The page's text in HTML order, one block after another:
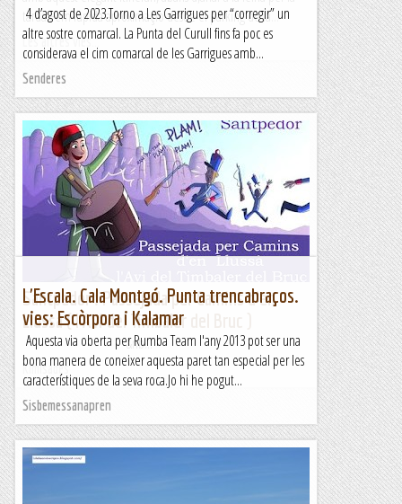
tarda.Fem rapida aproximaçio desde el parking de la...
Les altres vies...
4 d’agost de 2023.Torno a Les Garrigues per “corregir” un
altre sostre comarcal. La Punta del Curull fins fa poc es
considerava el cim comarcal de les Garrigues amb...
Senderes
Santpedor : Passejada per Camins d'en
Llussà ( l'Avi del Timbaler del Bruc )
&nb...
Kimisades
L'Escala. Cala Montgó. Punta trencabraços.
vies: Escòrpora i Kalamar
Aquesta via oberta per Rumba Team l'any 2013 pot ser una
bona manera de coneixer aquesta paret tan especial per les
característiques de la seva roca.Jo hi he pogut...
Sisbemessanapren